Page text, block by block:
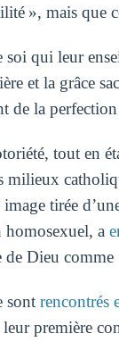
», mais que
soi qui leur
et la grâce
de la
tout en
tirée
a
Dieu comme
sont rencontrés
première